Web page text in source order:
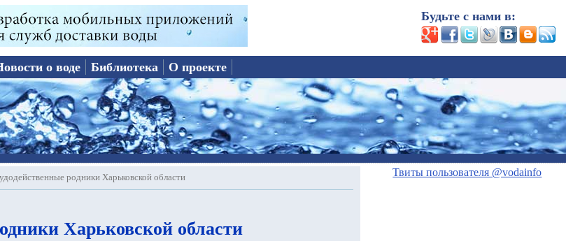
Будьте с нами в:
о воде Библиотека О проекте
родники Харьковской области
Харьковской области
Твиты пользователя @vodainfo